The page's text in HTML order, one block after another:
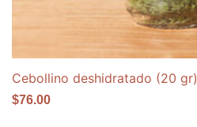
Cebollino deshidratado (20 gr)
$76.00